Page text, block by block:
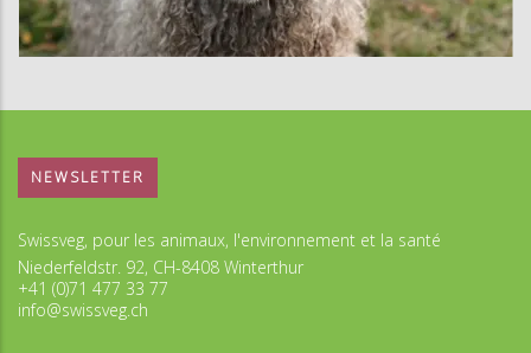
NEWSLETTER
Swissveg, pour les animaux, l'environnement et la santé
Niederfeldstr. 92, CH-8408 Winterthur
+41 (0)71 477 33 77
info@swissveg.ch